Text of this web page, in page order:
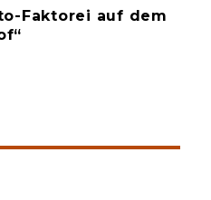
Faktorei auf dem